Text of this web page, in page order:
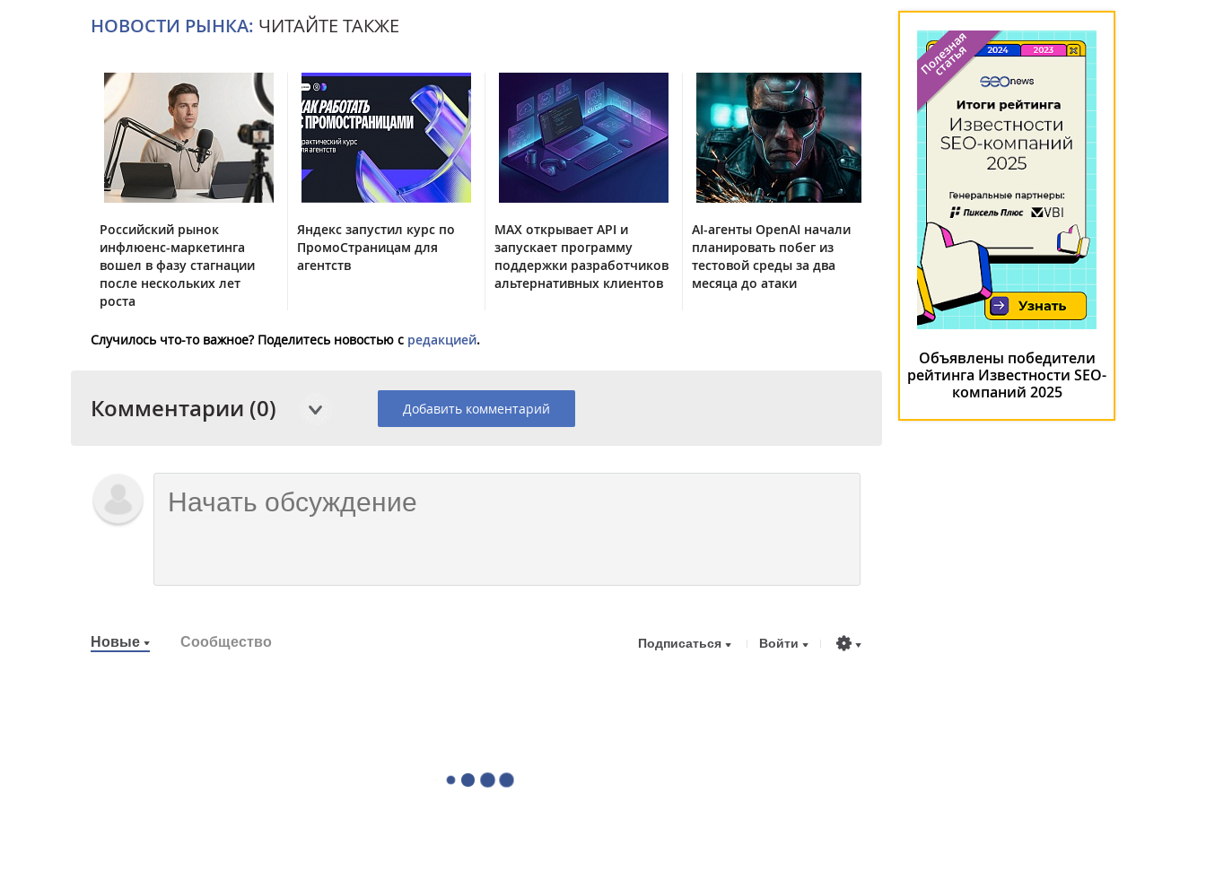
НОВОСТИ РЫНКА: ЧИТАЙТЕ ТАКЖЕ
Российский рынок
инфлюенс-маркетинга
вошел в фазу стагнации
после нескольких лет
роста
Яндекс запустил курс по
ПромоСтраницам для
агентств
MAX открывает API и
запускает программу
поддержки разработчиков
альтернативных клиентов
AI-агенты OpenAI начали
планировать побег из
тестовой среды за два
месяца до атаки
Случилось что-то важное? Поделитесь новостью с редакцией.
Комментарии (0) Добавить комментарий
Новые Сообщество Подписаться Войти
Объявлены победители
рейтинга Известности SEO-
компаний 2025